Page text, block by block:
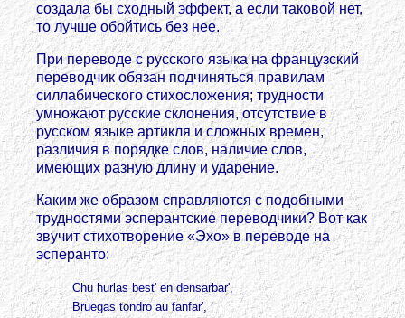
создала бы сходный эффект, а если таковой нет,
то лучше обойтись без нее.
При переводе с русского языка на французский
переводчик обязан подчиняться правилам
силлабического стихосложения; трудности
умножают русские склонения, отсутствие в
русском языке артикля и сложных времен,
различия в порядке слов, наличие слов,
имеющих разную длину и ударение.
Каким же образом справляются с подобными
трудностями эсперантские переводчики? Вот как
звучит стихотворение «Эхо» в переводе на
эсперанто:
Chu hurlas best' en densarbar',
Bruegas tondro аu fanfar',